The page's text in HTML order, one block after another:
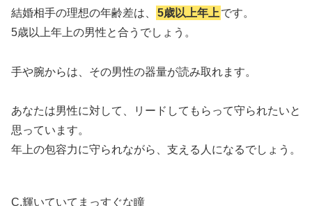
結婚相手の理想の年齢差は、 5歳以上年上 です。
5歳以上年上の男性と合うでしょう。
手や腕からは、その男性の器量が読み取れます。
あなたは男性に対して、リードしてもらって守られたいと
思っています。
年上の包容力に守られながら、支える人になるでしょう。
C,輝いていてまっすぐな瞳